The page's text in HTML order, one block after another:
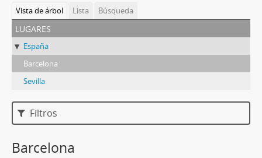
Vista de árbol Lista Búsqueda
lugares
España
Barcelona
Sevilla
Filtros
Barcelona